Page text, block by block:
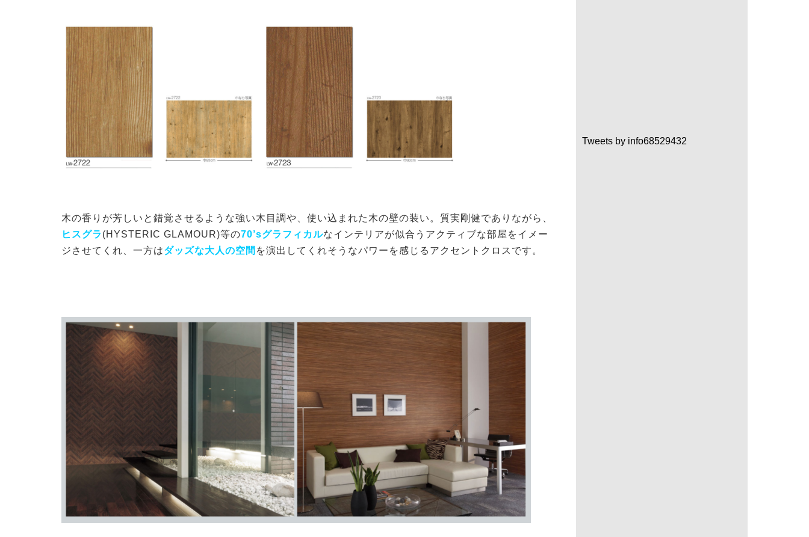
木の香りが芳しいと錯覚させるような強い木目調や、使い込まれた木の壁の装い。質実剛健でありながら、
ヒスグラ (HYSTERIC GLAMOUR)等の70’sグラフィカルなインテリアが似合うアクティブな部屋をイメー
ジさせてくれ、一方はダッズな大人の空間 を演出してくれそうなパワーを感じるアクセントクロスです。
Tweets by info68529432